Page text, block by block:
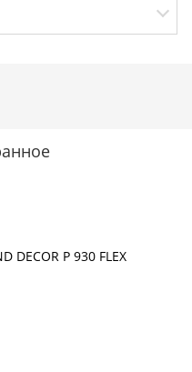
DECOR P 930 FLEX